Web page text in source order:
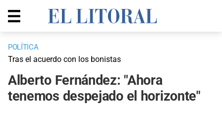
POLÍTICA
Tras el acuerdo con los bonistas
Alberto Fernández: "Ahora
tenemos despejado el horizonte"